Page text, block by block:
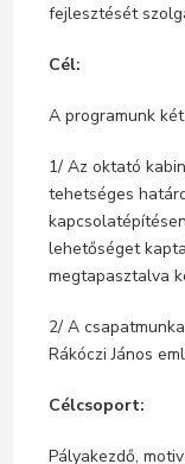
fejlesztését
Cél:
A programunk
1/ Az oktató
tehetséges
lehetőséget
megtapasztalva
2/ A
Rákóczi János
Célcsoport:
Pályakezdő,